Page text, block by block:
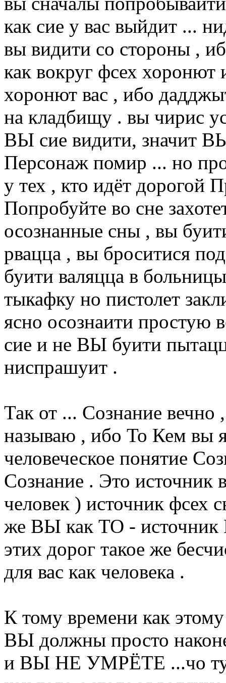
как сие у вас выйдит ...
вы видити со стороны ,
как вокруг фсех хоронют
хоронют вас , ибо
на кладбищу . вы чирис
ВЫ сие видити, значит
Персонаж помир ... но
у тех , кто идёт дорогой
Попробуйте во сне
осознанные сны , вы
рвацца , вы броситися
буити валяцца в
тыкафку но пистолет
ясно осознаити простую
сие и не ВЫ буити
ниспрашуит .
Так от ... Сознание вечно
называю , ибо То Кем вы
человеческое понятие
Сознание . Это источник
человек ) источник фсех
же ВЫ как ТО -
этих дорог такое же
для вас как человека .
К тому времени как
ВЫ должны просто
и ВЫ НЕ УМРЁТЕ ...чо